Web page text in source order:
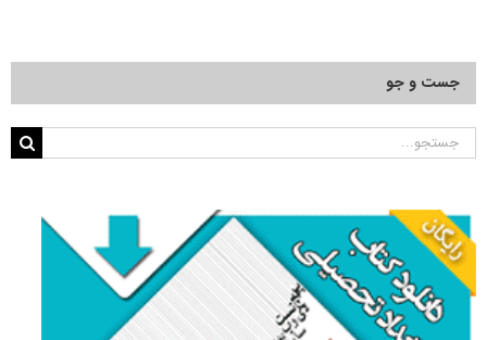
جست و جو
جستجو